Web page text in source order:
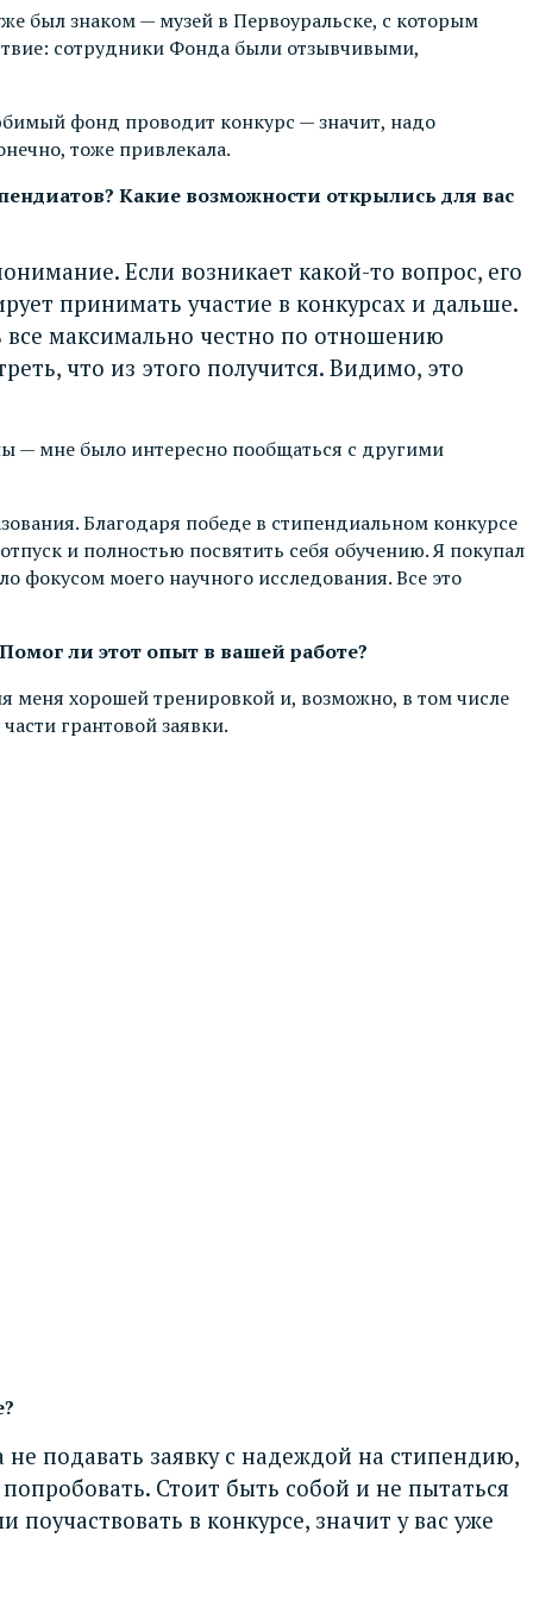
был знаком — музей в Первоуральске, с которым
сотрудники Фонда были отзывчивыми,
фонд проводит конкурс — значит, надо
тоже привлекала.
Какие возможности открылись для вас
Если возникает какой-то вопрос, его
принимать участие в конкурсах и дальше.
все максимально честно по отношению
что из этого получится. Видимо, это
— мне было интересно пообщаться с другими
Благодаря победе в стипендиальном конкурсе
и полностью посвятить себя обучению. Я покупал
фокусом моего научного исследования. Все это
ли этот опыт в вашей работе?
меня хорошей тренировкой и, возможно, в том числе
грантовой заявки.
не подавать заявку с надеждой на стипендию,
Стоит быть собой и не пытаться
в конкурсе, значит у вас уже